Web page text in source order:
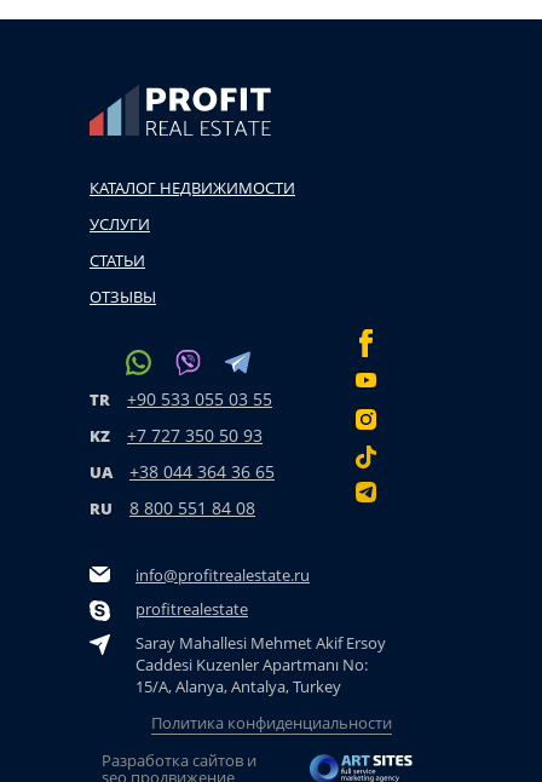
КАТАЛОГ НЕДВИЖИМОСТИ
УСЛУГИ
СТАТЬИ
ОТЗЫВЫ
TR +90 533 055 03 55
KZ +7 727 350 50 93
UA +38 044 364 36 65
RU 8 800 551 84 08
info@profitrealestate.ru
profitrealestate
Saray Mahallesi Mehmet Akif Ersoy
Caddesi Kuzenler Apartmanı No:
15/A, Alanya, Antalya, Turkey
Политика конфиденциальности
Разработка сайтов и
seo продвижение